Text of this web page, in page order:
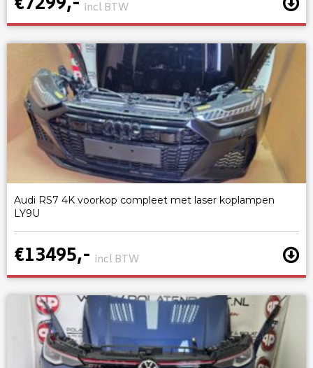
incl BTW
Audi RS7 4K voorkop compleet met laser koplampen
LY9U
€13495,- incl BTW